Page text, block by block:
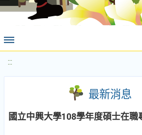
:::
最新消息
國立中興大學108學年度碩士在職